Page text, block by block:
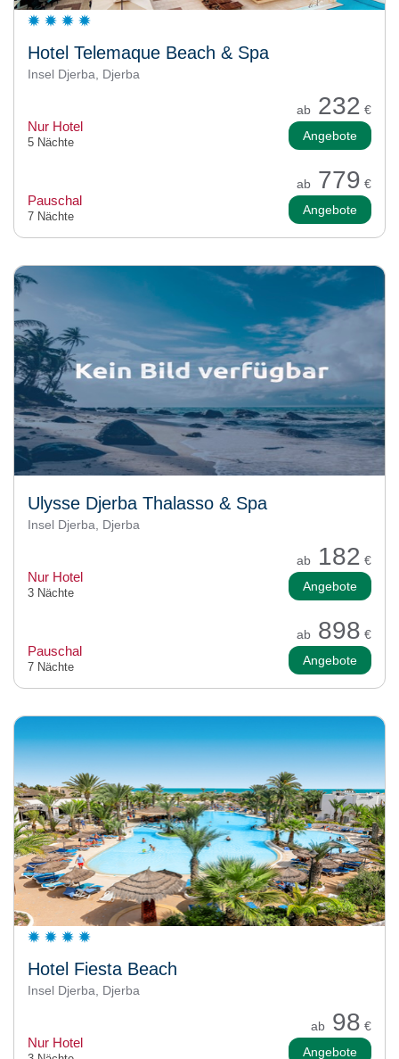
Hotel Telemaque Beach & Spa
Insel Djerba, Djerba
ab 232 €
Nur Hotel
5 Nächte Angebote
ab 779 €
Pauschal
7 Nächte Angebote
Ulysse Djerba Thalasso & Spa
Insel Djerba, Djerba
ab 182 €
Nur Hotel
3 Nächte Angebote
ab 898 €
Pauschal
7 Nächte Angebote
Hotel Fiesta Beach
Insel Djerba, Djerba
ab 98 €
Nur Hotel
Angebote